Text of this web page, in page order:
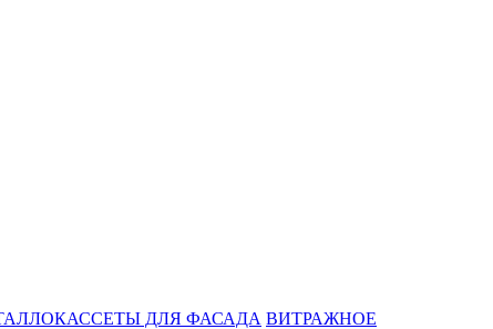
ДЛЯ ФАСАДА ВИТРАЖНОЕ